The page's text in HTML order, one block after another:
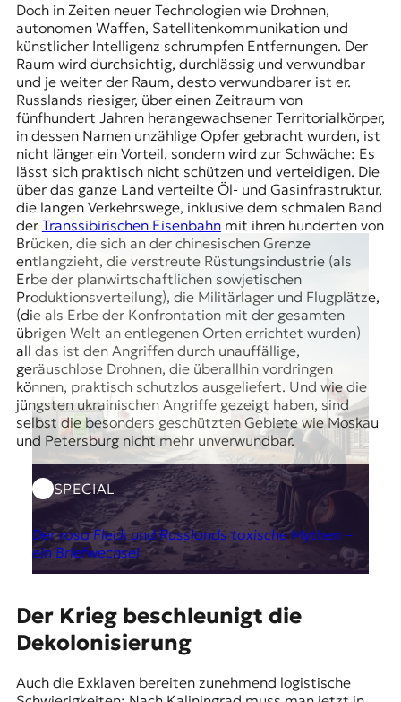
Doch in Zeiten neuer Technologien wie Drohnen,
autonomen Waffen, Satellitenkommunikation und
künstlicher Intelligenz schrumpfen Entfernungen. Der
Raum wird durchsichtig, durchlässig und verwundbar –
und je weiter der Raum, desto verwundbarer ist er.
Russlands riesiger, über einen Zeitraum von
fünfhundert Jahren herangewachsener Territorialkörper,
in dessen Namen unzählige Opfer gebracht wurden, ist
nicht länger ein Vorteil, sondern wird zur Schwäche: Es
lässt sich praktisch nicht schützen und verteidigen. Die
über das ganze Land verteilte Öl- und Gasinfrastruktur,
die langen Verkehrswege, inklusive dem schmalen Band
der Transsibirischen Eisenbahnmit ihren hunderten von
Brücken, die sich an der chinesischen Grenze
entlangzieht, die verstreute Rüstungsindustrie (als
Erbe der planwirtschaftlichen sowjetischen
Produktionsverteilung), die Militärlager und Flugplätze,
(die als Erbe der Konfrontation mit der gesamten
übrigen Welt an entlegenen Orten errichtet wurden) –
all das ist den Angriffen durch unauffällige,
geräuschlose Drohnen, die überallhin vordringen
können, praktisch schutzlos ausgeliefert. Und wie die
jüngsten ukrainischen Angriffe gezeigt haben, sind
selbst die besonders geschützten Gebiete wie Moskau
und Petersburg nicht mehr unverwundbar.
SPECIAL
Der rosa Fleck und Russlands toxische Mythen –
ein Briefwechsel
Der Krieg beschleunigt die
Dekolonisierung
Auch die Exklaven bereiten zunehmend logistische